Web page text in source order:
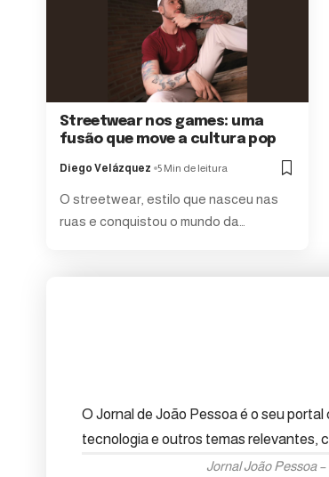
Streetwear nos games: uma
fusão que move a cultura pop
Diego Velázquez 5 Min de leitura
O streetwear, estilo que nasceu nas
ruas e conquistou o mundo da…
O Jornal de João Pessoa é o seu
tecnologia e outros temas relevantes,
Jornal João Pessoa –